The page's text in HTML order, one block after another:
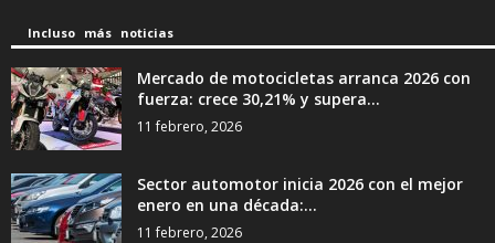
Incluso más noticias
Mercado de motocicletas arranca 2026 con
fuerza: crece 30,21% y supera...
11 febrero, 2026
Sector automotor inicia 2026 con el mejor
enero en una década:...
11 febrero, 2026